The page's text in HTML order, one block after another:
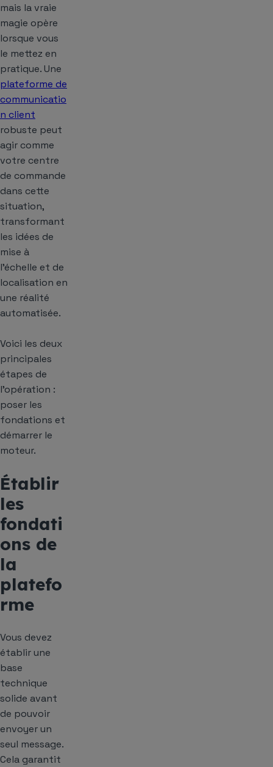
mais la vraie
magie opère
lorsque vous
le mettez en
pratique. Une
plateforme de
communicatio
n client
robuste peut
agir comme
votre centre
de commande
dans cette
situation,
transformant
les idées de
mise à
l’échelle et de
localisation en
une réalité
automatisée.
Voici les deux
principales
étapes de
l’opération :
poser les
fondations et
démarrer le
moteur.
Établir
les
fondati
ons de
la
platefo
rme
Vous devez
établir une
base
technique
solide avant
de pouvoir
envoyer un
seul message.
Cela garantit